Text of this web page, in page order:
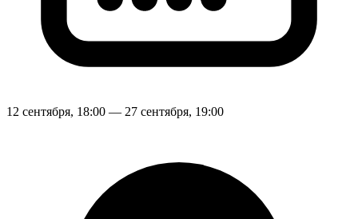
12 сентября, 18:00 — 27 сентября, 19:00